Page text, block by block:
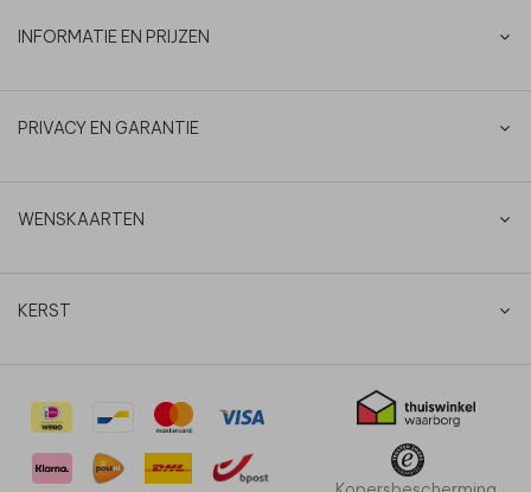
INFORMATIE EN PRIJZEN
PRIVACY EN GARANTIE
WENSKAARTEN
KERST